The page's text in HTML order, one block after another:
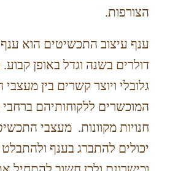
הצורפות.
ענף עיצוב התכשיטים הוא ענף
דולרים בשנה וגדל באופן
גלובלי ויוצר קשרים בין
המוכשרים ללקוחותיהם ברחבי
חנויות מקוונות. מעצבי
יכולים להתברג בענף ולהתבלט